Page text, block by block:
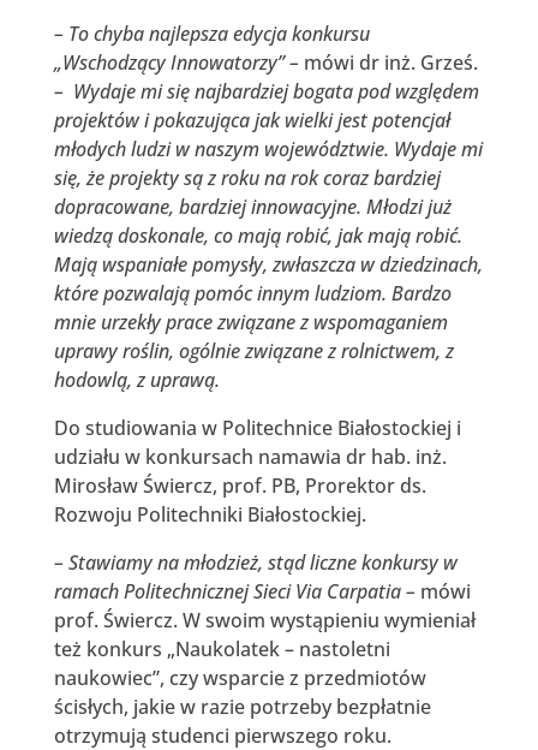
– To chyba najlepsza edycja konkursu
„Wschodzący Innowatorzy” – mówi dr inż. Grześ.
– Wydaje mi się najbardziej bogata pod względem
projektów i pokazująca jak wielki jest potencjał
młodych ludzi w naszym województwie. Wydaje mi
się, że projekty są z roku na rok coraz bardziej
dopracowane, bardziej innowacyjne. Młodzi już
wiedzą doskonale, co mają robić, jak mają robić.
Mają wspaniałe pomysły, zwłaszcza w dziedzinach,
które pozwalają pomóc innym ludziom. Bardzo
mnie urzekły prace związane z wspomaganiem
uprawy roślin, ogólnie związane z rolnictwem, z
hodowlą, z uprawą.
Do studiowania w Politechnice Białostockiej i
udziału w konkursach namawia dr hab. inż.
Mirosław Świercz, prof. PB, Prorektor ds.
Rozwoju Politechniki Białostockiej.
– Stawiamy na młodzież, stąd liczne konkursy w
ramach Politechnicznej Sieci Via Carpatia – mówi
prof. Świercz. W swoim wystąpieniu wymieniał
też konkurs „Naukolatek – nastoletni
naukowiec”, czy wsparcie z przedmiotów
ścisłych, jakie w razie potrzeby bezpłatnie
otrzymują studenci pierwszego roku.